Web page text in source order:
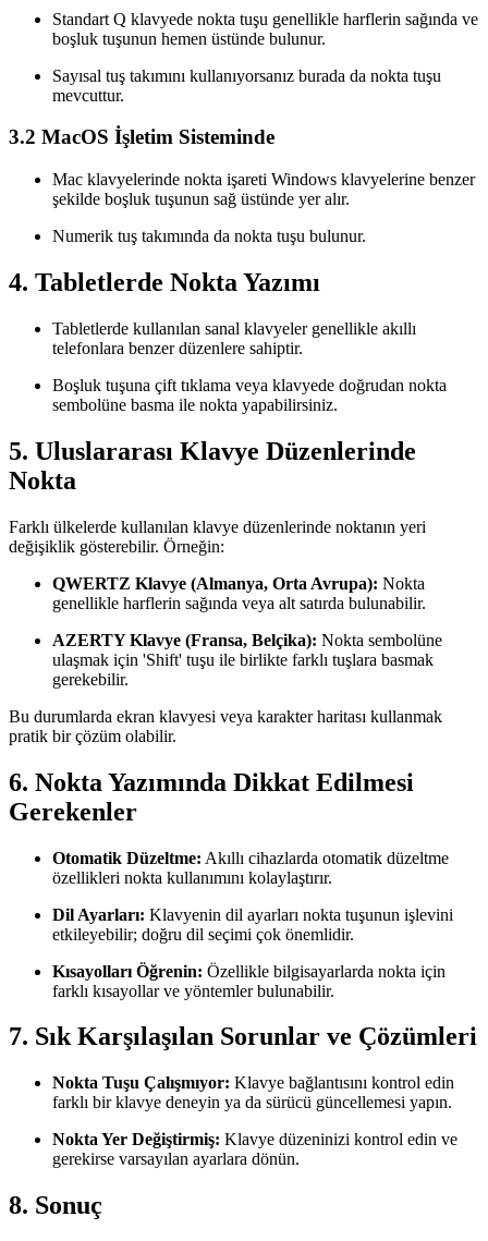
Standart Q klavyede nokta tuşu genellikle harflerin sağında ve
boşluk tuşunun hemen üstünde bulunur.
Sayısal tuş takımını kullanıyorsanız burada da nokta tuşu
mevcuttur.
3.2 MacOS İşletim Sisteminde
Mac klavyelerinde nokta işareti Windows klavyelerine benzer
şekilde boşluk tuşunun sağ üstünde yer alır.
Numerik tuş takımında da nokta tuşu bulunur.
4. Tabletlerde Nokta Yazımı
Tabletlerde kullanılan sanal klavyeler genellikle akıllı
telefonlara benzer düzenlere sahiptir.
Boşluk tuşuna çift tıklama veya klavyede doğrudan nokta
sembolüne basma ile nokta yapabilirsiniz.
5. Uluslararası Klavye Düzenlerinde
Nokta
Farklı ülkelerde kullanılan klavye düzenlerinde noktanın yeri
değişiklik gösterebilir. Örneğin:
QWERTZ Klavye (Almanya, Orta Avrupa): Nokta
genellikle harflerin sağında veya alt satırda bulunabilir.
AZERTY Klavye (Fransa, Belçika): Nokta sembolüne
ulaşmak için 'Shift' tuşu ile birlikte farklı tuşlara basmak
gerekebilir.
Bu durumlarda ekran klavyesi veya karakter haritası kullanmak
pratik bir çözüm olabilir.
6. Nokta Yazımında Dikkat Edilmesi
Gerekenler
Otomatik Düzeltme: Akıllı cihazlarda otomatik düzeltme
özellikleri nokta kullanımını kolaylaştırır.
Dil Ayarları: Klavyenin dil ayarları nokta tuşunun işlevini
etkileyebilir; doğru dil seçimi çok önemlidir.
Kısayolları Öğrenin: Özellikle bilgisayarlarda nokta için
farklı kısayollar ve yöntemler bulunabilir.
7. Sık Karşılaşılan Sorunlar ve Çözümleri
Nokta Tuşu Çalışmıyor: Klavye bağlantısını kontrol edin
farklı bir klavye deneyin ya da sürücü güncellemesi yapın.
Nokta Yer Değiştirmiş: Klavye düzeninizi kontrol edin ve
gerekirse varsayılan ayarlara dönün.
8. Sonuç